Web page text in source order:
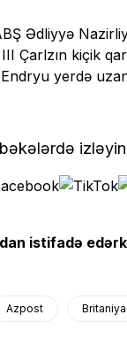
Ədliyyə
Çarlzın kiçik
yerdə
izləyin
istifadə
Azpost Britaniya